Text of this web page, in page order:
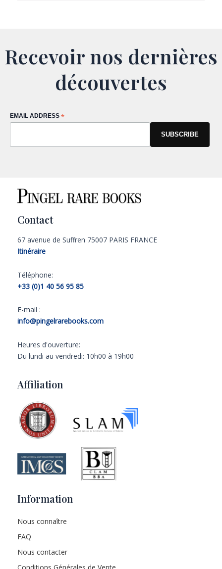
Recevoir nos dernières
découvertes
EMAIL ADDRESS *
Contact
67 avenue de Suffren 75007 PARIS FRANCE
Itinéraire
Téléphone:
+33 (0)1 40 56 95 85
E-mail :
info@pingelrarebooks.com
Heures d'ouverture:
Du lundi au vendredi: 10h00 à 19h00
Affiliation
Information
Nous connaître
FAQ
Nous contacter